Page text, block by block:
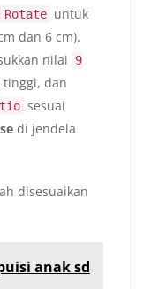
Rotate untuk
dan 6 cm).
nilai
9
tinggi, dan
sesuai
di jendela
disesuaikan
anak sd